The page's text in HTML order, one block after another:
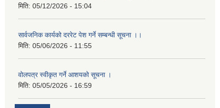
मिति: 05/12/2026 - 15:04
सार्वजनिक कार्यको दररेट पेश गर्ने सम्बन्धी सूचना ।।
मिति: 05/06/2026 - 11:55
वोलपत्र स्वीकृत गर्ने आशयको सूचना ।
मिति: 05/05/2026 - 16:59